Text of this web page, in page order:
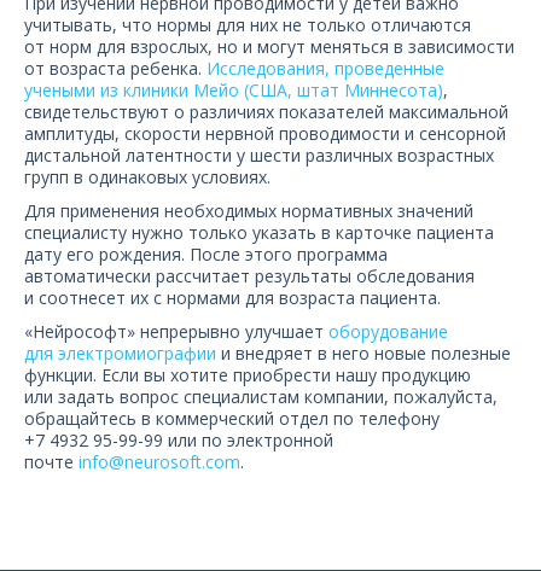
Карьера
учитывать, что нормы для них не только отличаются
от норм для взрослых, но и могут меняться в зависимости
от возраста ребенка. Исследования, проведенные
учеными из клиники Мейо (США, штат Миннесота),
свидетельствуют о различиях показателей максимальной
амплитуды, скорости нервной проводимости и сенсорной
дистальной латентности у шести различных возрастных
групп в одинаковых условиях.
Для применения необходимых нормативных значений
специалисту нужно только указать в карточке пациента
дату его рождения. После этого программа
автоматически рассчитает результаты обследования
и соотнесет их с нормами для возраста пациента.
«Нейрософт» непрерывно улучшает оборудование
для электромиографии и внедряет в него новые полезные
функции. Если вы хотите приобрести нашу продукцию
или задать вопрос специалистам компании, пожалуйста,
обращайтесь в коммерческий отдел по телефону
+7 4932 95-99-99 или по электронной
почте info@neurosoft.com.